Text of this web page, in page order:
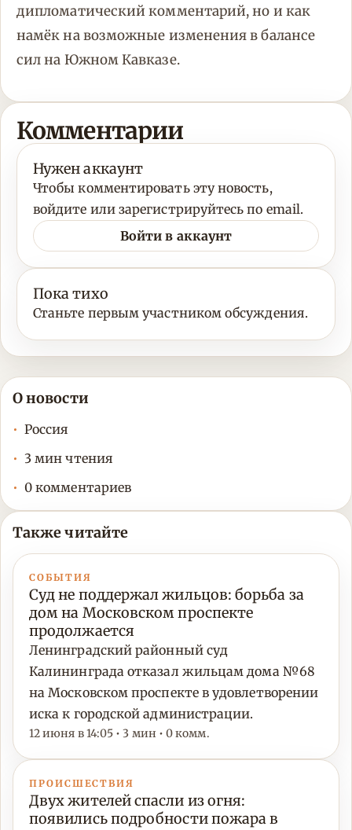
дипломатический комментарий, но и как
намёк на возможные изменения в балансе
сил на Южном Кавказе.
Комментарии
Нужен аккаунт
Чтобы комментировать эту новость,
войдите или зарегистрируйтесь по email.
Войти в аккаунт
Пока тихо
Станьте первым участником обсуждения.
О новости
Россия
3 мин чтения
0 комментариев
Также читайте
СОБЫТИЯ
Суд не поддержал жильцов: борьба за
дом на Московском проспекте
продолжается
Ленинградский районный суд
Калининграда отказал жильцам дома №68
на Московском проспекте в удовлетворении
иска к городской администрации.
12 июня в 14:05 • 3 мин • 0 комм.
ПРОИСШЕСТВИЯ
Двух жителей спасли из огня:
появились подробности пожара в